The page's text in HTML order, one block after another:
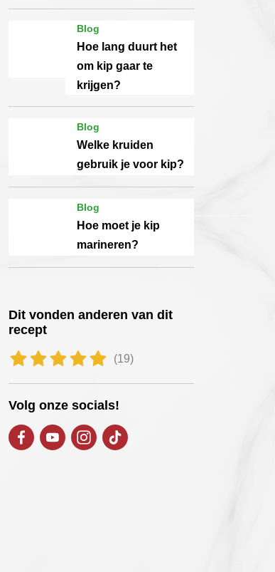
Blog
Hoe lang duurt het
om kip gaar te
krijgen?
Blog
Welke kruiden
gebruik je voor kip?
Blog
Hoe moet je kip
marineren?
Dit vonden anderen van dit
recept
(19)
Volg onze socials!